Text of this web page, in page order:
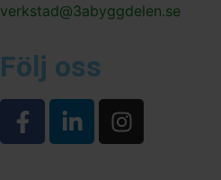
verkstad@3abyggdelen.se
Följ oss